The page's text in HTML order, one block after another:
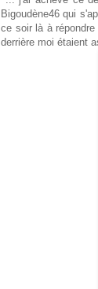
Bigoudène46 qui
ce soir là à
derrière moi étaient